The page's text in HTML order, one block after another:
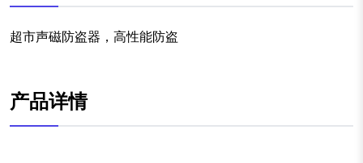
超市声磁防盗器，高性能防盗
产品详情